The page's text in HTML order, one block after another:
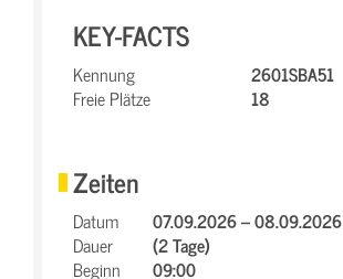
KEY-FACTS
Kennung
2601SBA51
Freie Plätze
18
Zeiten
Datum
07.09.2026 – 08.09.2026
Dauer
(2 Tage)
Beginn
09:00